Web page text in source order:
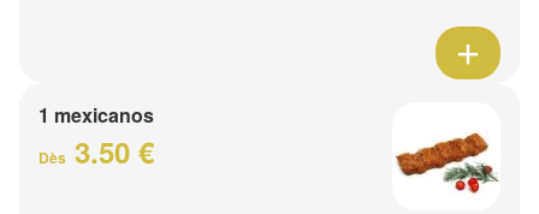
1 mexicanos
Dès 3.50 €